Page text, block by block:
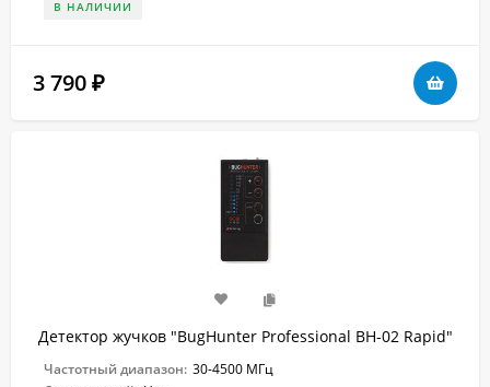
В НАЛИЧИИ
3 790 ₽
Детектор жучков "BugHunter Professional BH-02 Rapid"
Частотный диапазон: 30-4500 МГц